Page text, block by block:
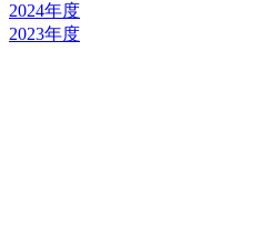
2024年度
2023年度